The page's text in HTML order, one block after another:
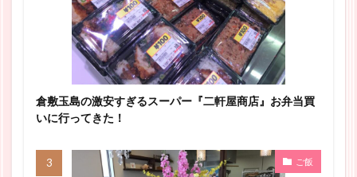
倉敷玉島の激安すぎるスーパー『二軒屋商店』お弁当買
いに行ってきた！
ご飯